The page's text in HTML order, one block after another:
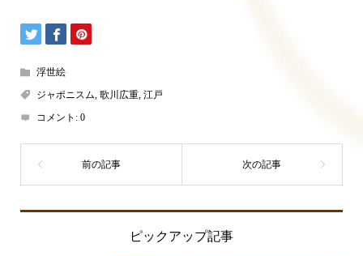
浮世絵
ジャポニスム, 歌川広重, 江戸
コメント: 0
ピックアップ記事